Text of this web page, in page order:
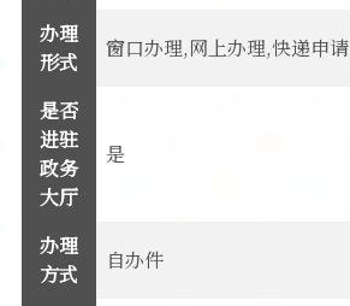
办理
形式
窗口办理,网上办理,快递申请
是否
进驻
政务
大厅
是
办理
方式
自办件